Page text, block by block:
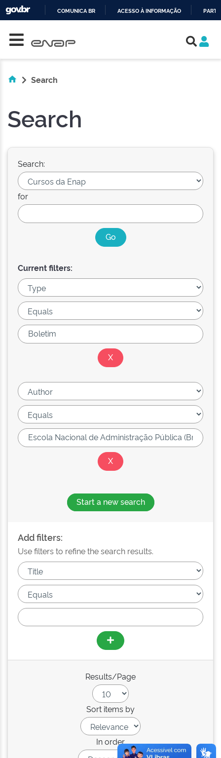
COMUNICA BR ACESSO À INFORMAÇÃO
Search
Search
Search:
for
Current filters:
Start a new search
Add filters:
Use filters to refine the search results.
Results/Page
Sort items by
In order